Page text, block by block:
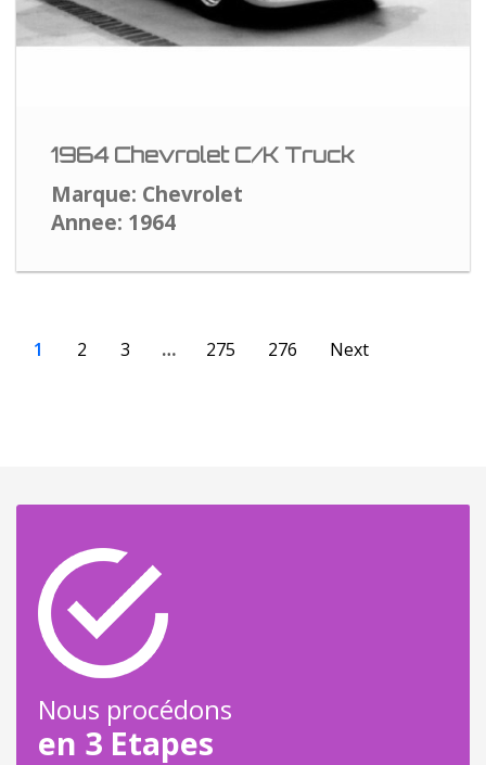
1964 Chevrolet C/K Truck
Marque: Chevrolet
Annee: 1964
1 2 3 … 275 276 Next
Nous procédons
en 3 Etapes